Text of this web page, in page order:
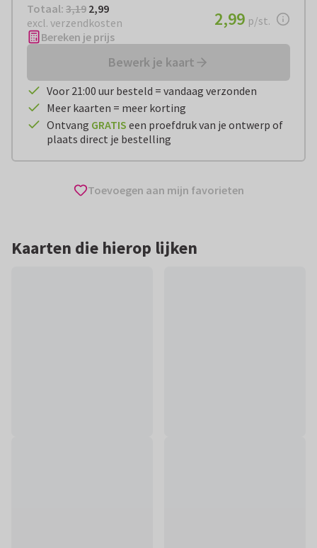
Totaal: € 2,99
Totaal: 3,19 2,99
excl. verzendkosten
€ 2,99per stuk
2,99 p/st.
Bereken je prijs
Bewerk je kaart
Voor 21:00 uur besteld = vandaag verzonden
Meer kaarten = meer korting
Ontvang GRATIS een proefdruk van je ontwerp of
plaats direct je bestelling
Toevoegen aan mijn favorieten
Kaarten die hierop lijken